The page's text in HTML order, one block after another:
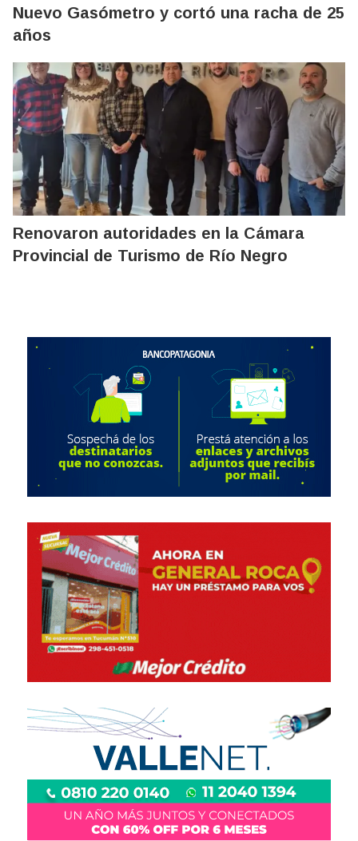
Nuevo Gasómetro y cortó una racha de 25
años
Renovaron autoridades en la Cámara
Provincial de Turismo de Río Negro